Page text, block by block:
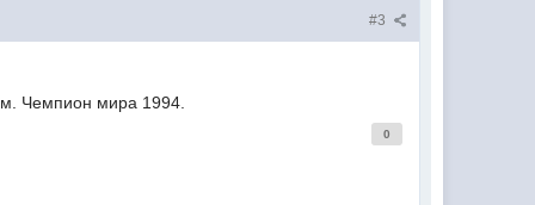
#3
Чемпион мира 1994.
0